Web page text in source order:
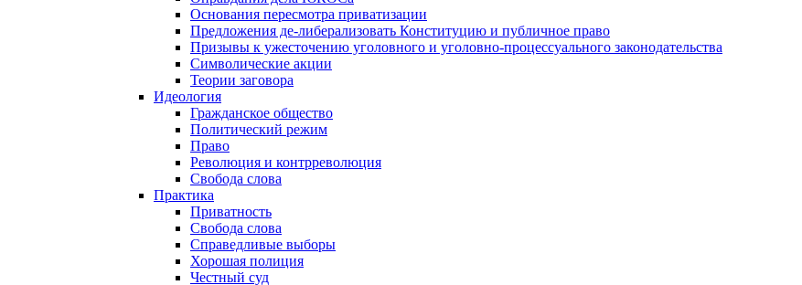
Основания пересмотра приватизации
Предложения де-либерализовать Конституцию и публичное право
Призывы к ужесточению уголовного и уголовно-процессуального законодательства
Символические акции
Теории заговора
Идеология
Гражданское общество
Политический режим
Право
Революция и контрреволюция
Свобода слова
Практика
Приватность
Свобода слова
Справедливые выборы
Хорошая полиция
Честный суд